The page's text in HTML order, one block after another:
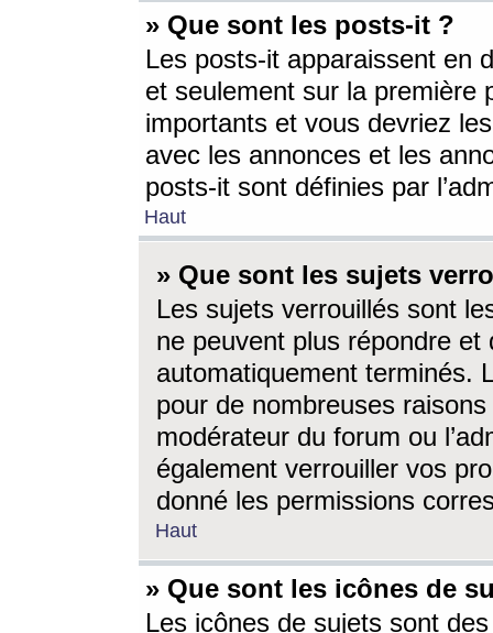
» Que sont les posts-it ?
Les posts-it apparaissent en
et seulement sur la première
importants et vous devriez
avec les annonces et les
posts-it sont définies par
Haut
» Que sont les sujets
Les sujets verrouillés sont
ne peuvent plus répondre
automatiquement terminés.
pour de nombreuses
modérateur du forum ou
également verrouiller vos
donné les permissions
Haut
» Que sont les icônes de
Les icônes de sujets sont